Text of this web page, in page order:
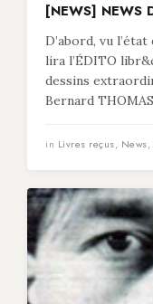
[NEWS] NEWS
D’abord, vu
lira l’ÉDITO
dessins
Bernard
in Livres reçus, News,